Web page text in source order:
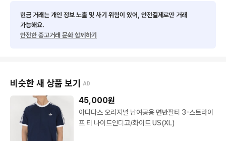
•사이즈(택사이즈 보다 실사이즈 확인해주세요,측정방식에따라 1
변 어렵습니다 갖고계신 옷의 실측과 비교해주세요
•중고물품가격에 맞게 정직하게 판매합니다!!
-모든상품 사진에 안보이고 기재되있는것과 별도로 추가적인 오
현금 거래는 개인 정보 노출 및 사기 위험이 있어, 안전결제로만 거래
가능해요.
안전한 중고거래 문화 함께하기
비슷한 새 상품 보기 AD
45,000원
아디다스 오리지널 남여공용 면반팔티 3-스트라이
프 티 나이트인디고/화이트 US(XL)